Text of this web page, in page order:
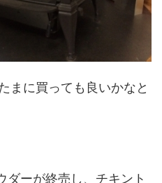
まに買っても良いかなと
ーが終売し、チキント